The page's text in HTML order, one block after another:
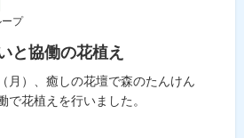
プ
と協働の花植え
月）、癒しの花壇で森のたんけん
で花植えを行いました。